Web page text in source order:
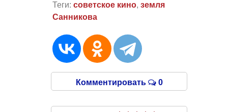
Теги: советское кино, земля
Санникова
Комментировать 0